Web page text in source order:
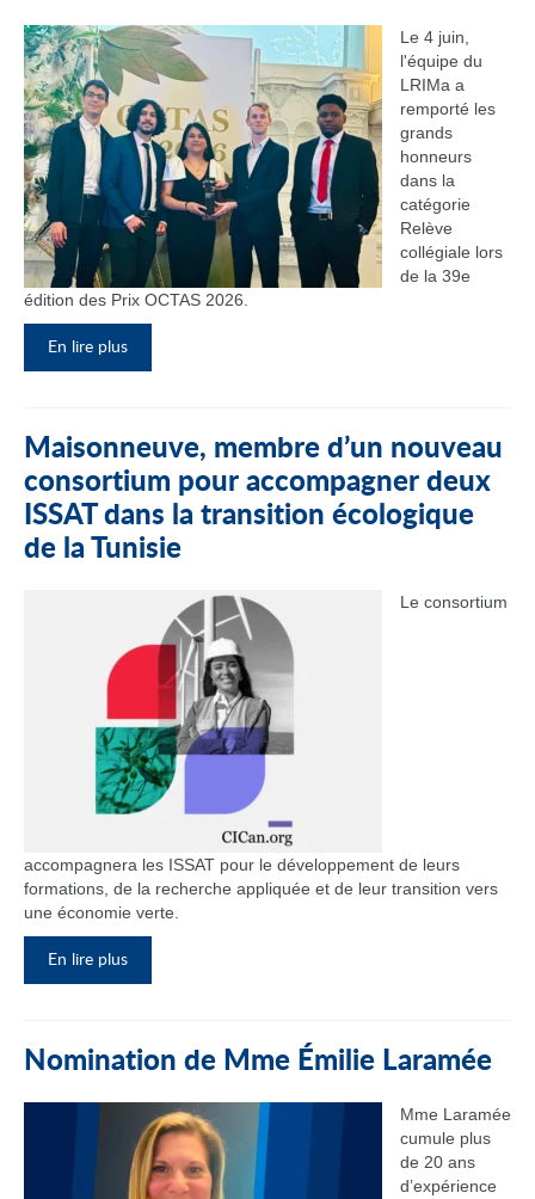
Le 4 juin,
l'équipe du
LRIMa a
remporté les
grands
honneurs
dans la
catégorie
Relève
collégiale lors
de la 39e
édition des Prix OCTAS 2026.
En lire plus
Maisonneuve, membre d’un nouveau
consortium pour accompagner deux
ISSAT dans la transition écologique
de la Tunisie
Le consortium
accompagnera les ISSAT pour le développement de leurs
formations, de la recherche appliquée et de leur transition vers
une économie verte.
En lire plus
Nomination de Mme Émilie Laramée
Mme Laramée
cumule plus
de 20 ans
d’expérience